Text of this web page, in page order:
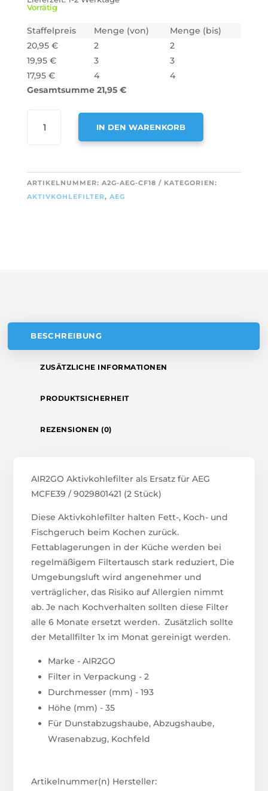
Vorrätig
Staffelpreis Menge (von)
Menge (bis)
20,95 € 2
2
19,95 € 3
3
17,95 € 4
4
Gesamtsumme 21,95 €
AKTIVKOHLEFILTER
FÜR
AEG
MCFE39
IN DEN WARENKORB
T
E
ARTIKELNUMMER: A2G-AEG-CF18
KATEGORIEN:
AKTIVKOHLEFILTER, AEG
BESCHREIBUNG
ZUSÄTZLICHE INFORMATIONEN
PRODUKTSICHERHEIT
REZENSIONEN (0)
AIR2GO Aktivkohlefilter als Ersatz für AEG
MCFE39 / 9029801421 (2 Stück)
Diese Aktivkohlefilter halten Fett-, Koch- und
Fischgeruch beim Kochen zurück.
Fettablagerungen in der Küche werden bei
regelmäßigem Filtertausch stark reduziert, Die
Umgebungsluft wird angenehmer und
verträglicher, das Risiko auf Allergien nimmt
ab. Je nach Kochverhalten sollten diese Filter
alle 6 Monate ersetzt werden. Zusätzlich sollte
der Metallfilter 1x im Monat gereinigt werden.
Marke - AIR2GO
Filter in Verpackung - 2
Durchmesser (mm) - 193
Höhe (mm) - 35
Für Dunstabzugshaube, Abzugshaube,
Wrasenabzug, Kochfeld
Artikelnummer(n) Hersteller: